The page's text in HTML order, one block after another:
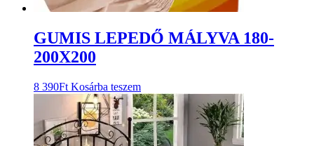
GUMIS LEPEDŐ MÁLYVA 180-
200X200
8 390Ft Kosárba teszem